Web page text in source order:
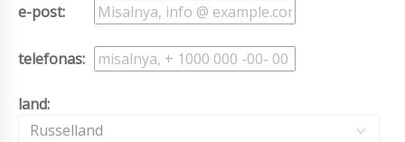
e-post:
telefonas:
land:
Russelland